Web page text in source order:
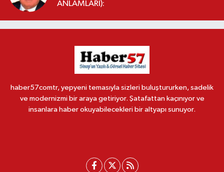
ANLAMLARI):
haber57comtr, yepyeni temasıyla sizleri buluştururken, sadelik
ve modernizmi bir araya getiriyor. Şatafattan kaçınıyor ve
insanlara haber okuyabilecekleri bir altyapı sunuyor.